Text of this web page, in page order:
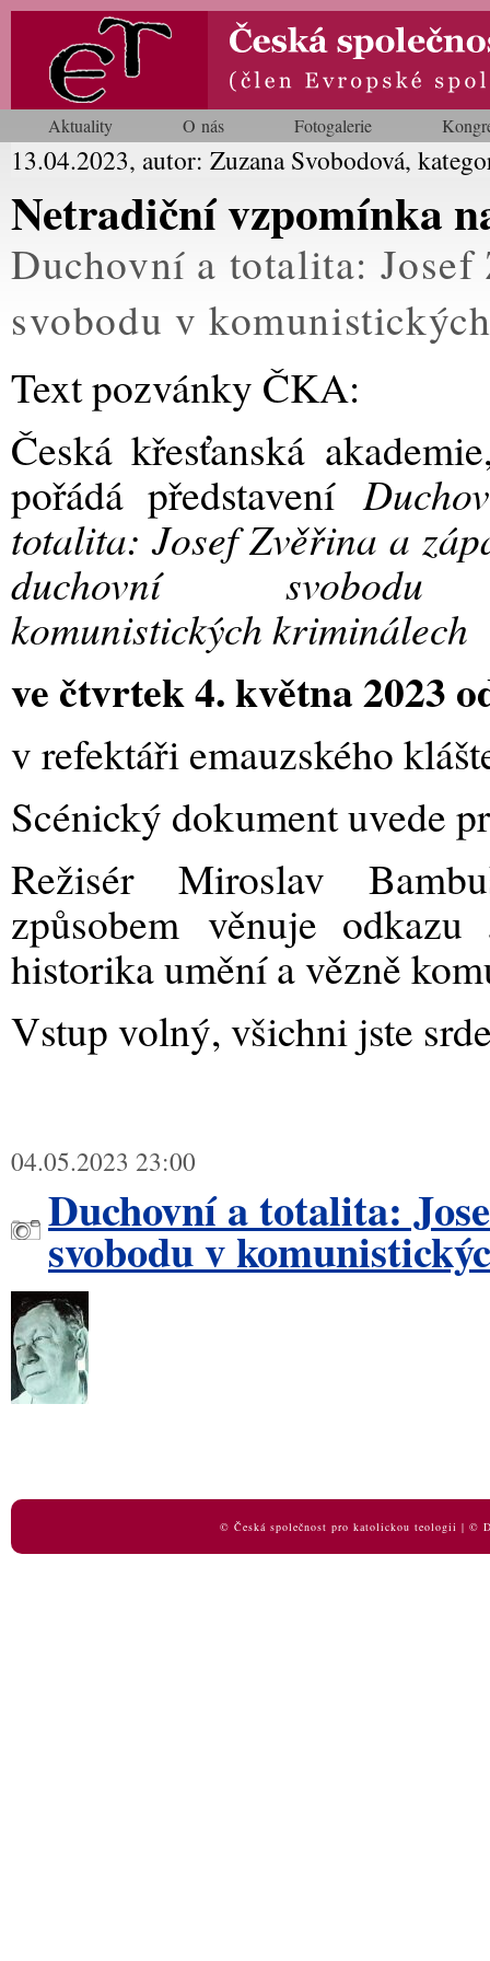
Aktuality O nás Fotogalerie
13.04.2023, autor: Zuzana Svobodová,
Netradiční vzpomínka
Duchovní a totalita: Josef
svobodu v
Text pozvánky ČKA:
Česká křesťanská
pořádá představení
totalita: Josef Zvěřina a
duchovní
komunistických kriminálech
ve čtvrtek 4. května 2023
v refektáři emauzského
Scénický dokument uvede
Režisér Miroslav
způsobemvěnuje odkazu
historika umění a vězně
Vstup volný, všichni jste
04.05.2023 23:00
Duchovní a totalita:
svobodu v
© Česká společnost pro katolickou teologii | ©